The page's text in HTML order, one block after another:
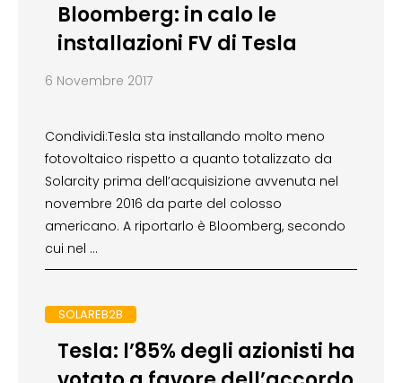
Bloomberg: in calo le
installazioni FV di Tesla
6 Novembre 2017
Condividi:Tesla sta installando molto meno
fotovoltaico rispetto a quanto totalizzato da
Solarcity prima dell’acquisizione avvenuta nel
novembre 2016 da parte del colosso
americano. A riportarlo è Bloomberg, secondo
cui nel …
SOLAREB2B
Tesla: l’85% degli azionisti ha